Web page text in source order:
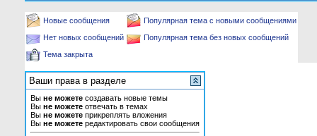
Новые сообщения
Популярная тема с новыми сообщениями
Нет новых сообщений
Популярная тема без новых сообщений
Тема закрыта
Ваши права в разделе
Вы не можете создавать новые темы
Вы не можете отвечать в темах
Вы не можете прикреплять вложения
Вы не можете редактировать свои сообщения